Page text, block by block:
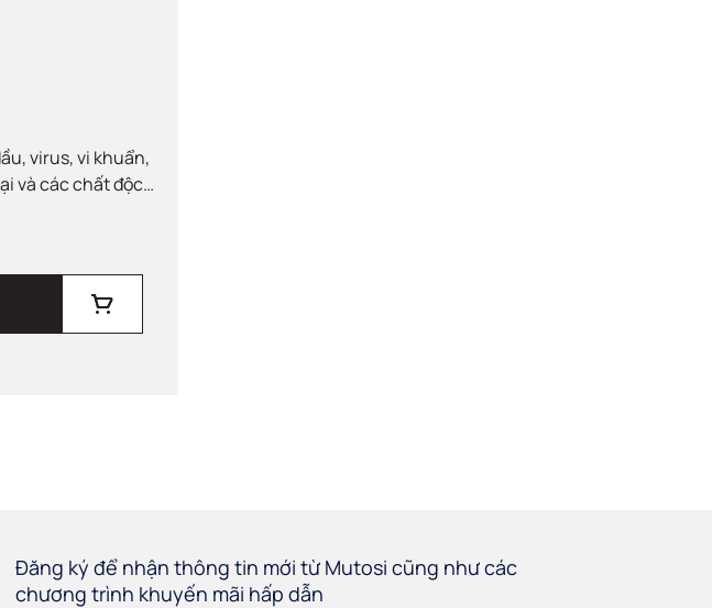
virus, vi khuẩn,
và các chất độc
Đăng ký để nhận thông tin mới từ Mutosi cũng như các
chương trình khuyến mãi hấp dẫn